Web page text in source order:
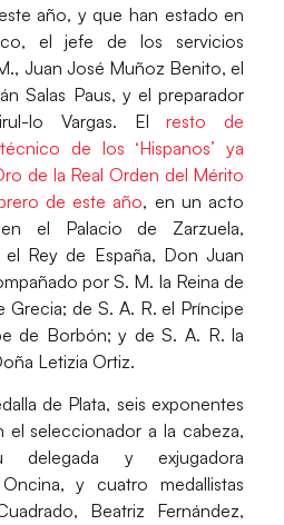
año, y que han estado en
el jefe de los servicios
Juan José Muñoz Benito, el
Salas Paus, y el preparador
lo Vargas. Elresto de
de los ‘Hispanos’ ya
de la Real Orden del Mérito
de este año, en un acto
el Palacio de Zarzuela,
Rey de España, Don Juan
por S. M. la Reina de
Grecia; de S. A. R. el Príncipe
de Borbón; y de S. A. R. la
Letizia Ortiz.
de Plata, seis exponentes
el seleccionador a la cabeza,
delegada y exjugadora
y cuatro medallistas
Beatriz Fernández,